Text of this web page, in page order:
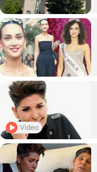
Video